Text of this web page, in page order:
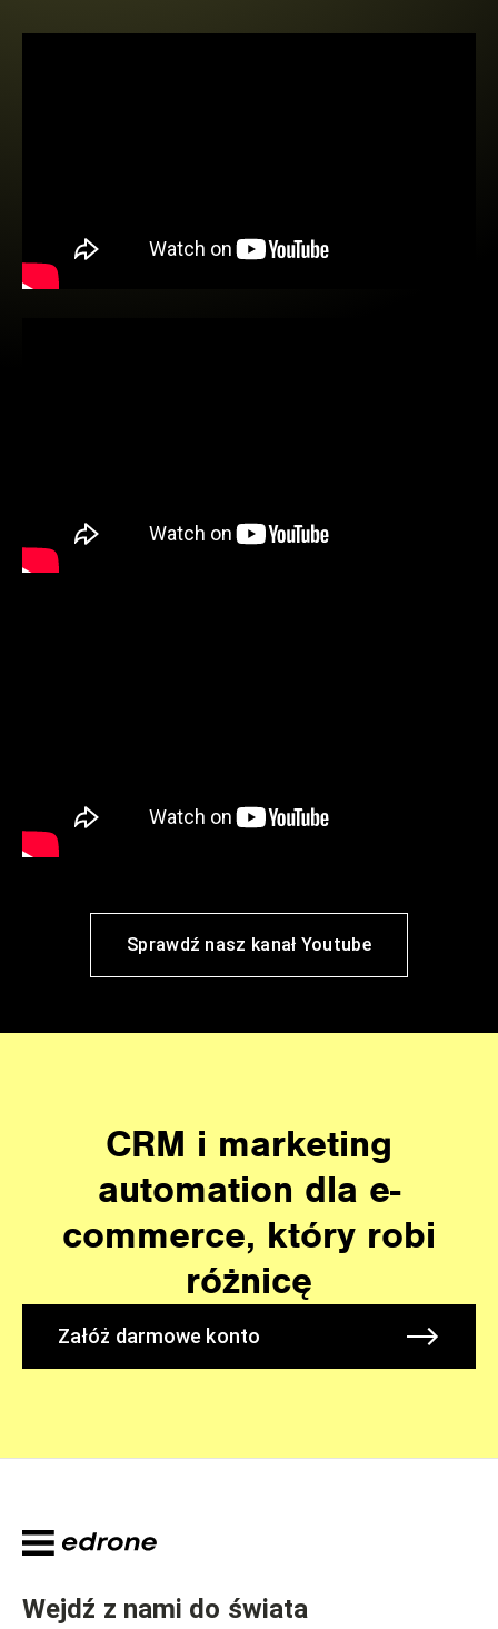
Sprawdź nasz kanał Youtube
CRM i marketing
automation dla e-
commerce, który robi
różnicę
Załóż darmowe konto
Wejdź z nami do świata